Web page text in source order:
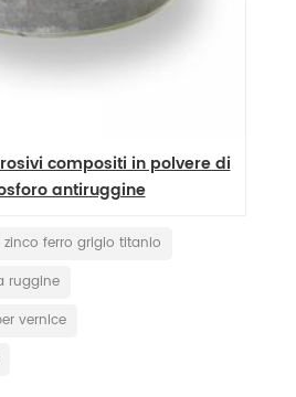
compositi in polvere di
antiruggine
zinco ferro grigio titanio
ruggine
vernice